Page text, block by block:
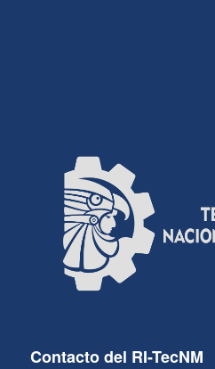
Contacto del RI-TecNM